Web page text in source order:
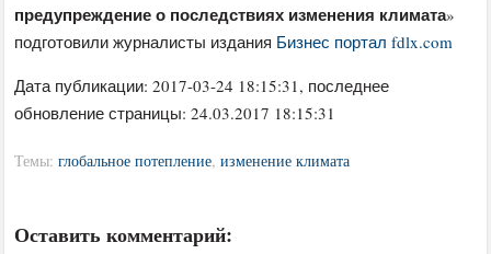
предупреждение о последствиях изменения климата»
подготовили журналисты издания Бизнес портал fdlx.com
Дата публикации:2017-03-24 18:15:31 , последнее
обновление страницы: 24.03.2017 18:15:31
Темы:глобальное потепление,изменение климата
Оставить комментарий: